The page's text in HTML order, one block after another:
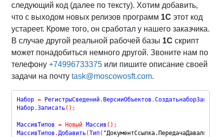
следующий код (далее по тексту). Хотим добавить,
что с выходом новых релизов программ 1С этот код
устареет. Кроме того, он сработал у нашего заказчика.
В случае другой реальной рабочей базы 1С скрипт
может понадобиться немного другой. Звоните нам по
телефону +74996733375 или пишите описание своей
задачи на почту task@moscowosft.com.
Набор = РегистрыСведений. ВерсииОбъектов .СоздатьнаборЗаписей
Набор.Записать( ) ;
МассивТипов = Новый Массив ( ) ;
МассивТипов .Добавить(Тип( "ДокументСсылка.ПередачаДавальцу"